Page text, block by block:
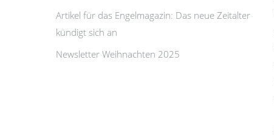
Artikel für das Engelmagazin: Das neue Zeitalter
kündigt sich an
Newsletter Weihnachten 2025